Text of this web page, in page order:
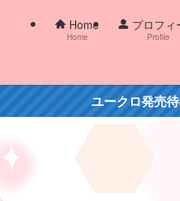
Home
Home
プロフィ
Profile
ユークロ発売